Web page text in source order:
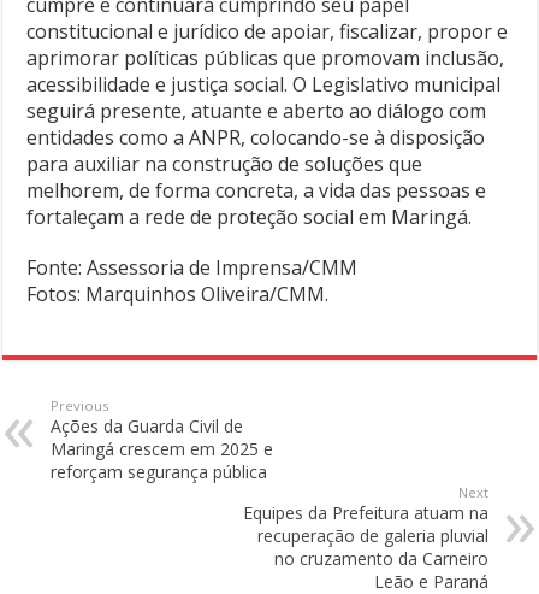
constitucional e jurídico de apoiar, fiscalizar, propor e
aprimorar políticas públicas que promovam inclusão,
acessibilidade e justiça social. O Legislativo municipal
seguirá presente, atuante e aberto ao diálogo com
entidades como a ANPR, colocando-se à disposição
para auxiliar na construção de soluções que
melhorem, de forma concreta, a vida das pessoas e
fortaleçam a rede de proteção social em Maringá.
Fonte: Assessoria de Imprensa/CMM
Fotos: Marquinhos Oliveira/CMM.
Previous
Ações da Guarda Civil de
Maringá crescem em 2025 e
reforçam segurança pública
Next
Equipes da Prefeitura atuam na
recuperação de galeria pluvial
no cruzamento da Carneiro
Leão e Paraná